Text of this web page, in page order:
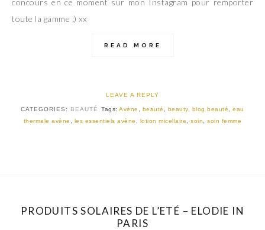
toute la gamme :) xx
READ MORE
LEAVE A REPLY
CATEGORIES: BEAUTÉ Tags:Avène beauté beauty, blog beauté ,eau
thermale avène
les essentiels avène lotion micellaire ,soin ,soin femme
PRODUITS SOLAIRES DE L’ETÉ – ELODIE IN
PARIS